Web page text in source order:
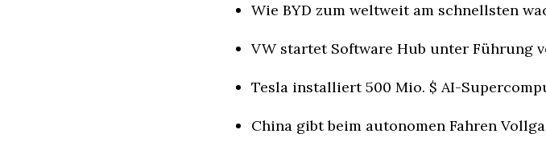
Wie BYD zum weltweit am schnellsten
VW startet Software Hub unter Führung
Tesla installiert 500 Mio. $ AI-
China gibt beim autonomen Fahren